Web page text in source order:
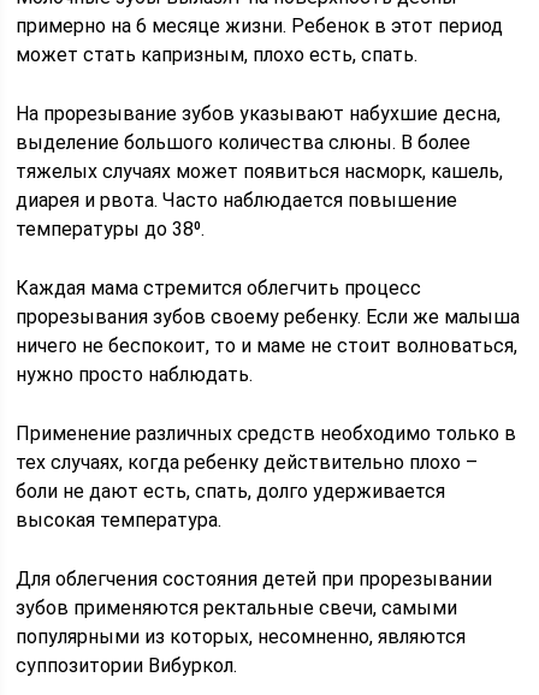
примерно на 6 месяце жизни. Ребенок в этот период
может стать капризным, плохо есть, спать.
На прорезывание зубов указывают набухшие десна,
выделение большого количества слюны. В более
тяжелых случаях может появиться насморк, кашель,
диарея и рвота. Часто наблюдается повышение
температуры до 38⁰.
Каждая мама стремится облегчить процесс
прорезывания зубов своему ребенку. Если же малыша
ничего не беспокоит, то и маме не стоит волноваться,
нужно просто наблюдать.
Применение различных средств необходимо только в
тех случаях, когда ребенку действительно плохо –
боли не дают есть, спать, долго удерживается
высокая температура.
Для облегчения состояния детей при прорезывании
зубов применяются ректальные свечи, самыми
популярными из которых, несомненно, являются
суппозитории Вибуркол.